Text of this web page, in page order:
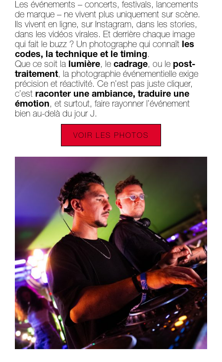
Les événements – concerts, festivals, lancements
de marque – ne vivent plus uniquement sur scène.
Ils vivent en ligne, sur Instagram, dans les stories,
dans les vidéos virales. Et derrière chaque image
qui fait le buzz ? Un photographe qui connaît les
codes, la technique et le timing.
Que ce soit la
lumière, le cadrage, ou le post-
traitement, la photographie événementielle exige
précision et réactivité. Ce n’est pas juste cliquer,
c’est raconter une ambiance, traduire une
émotion, et surtout, faire rayonner l’événement
bien au-delà du jour J.
VOIR LES PHOTOS